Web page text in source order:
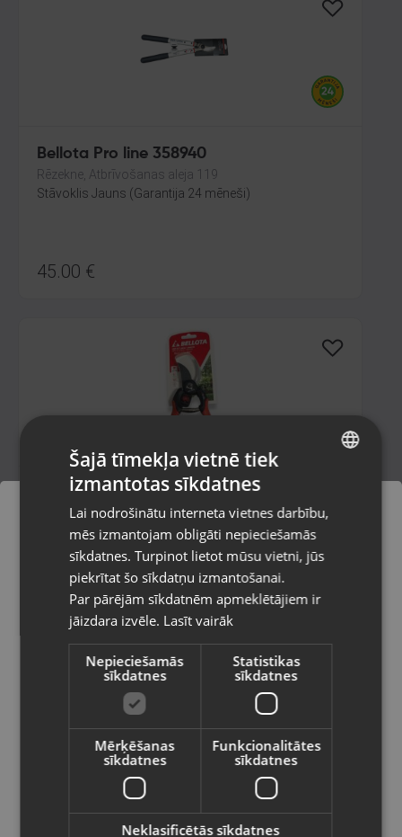
Bellota Pro line 358940
Rēzekne, Atbrīvošanas aleja 119
Stāvoklis Jauns (Garantija 24 mēneši)
45.00 €
Bellota 3412
Rīga, Katoļu iela 7
Stāvoklis Jauns (Garantija 24 mēneši)
21.00€
BELLOTA 3418
Pasūtījumi tiks piegādāti uz
izvēlēto valsti
Vietnes saturs būs attēlots izvēlētajā
valodā
Valsts
Latviešu / Latvian
RUSSIAN
Šajā tīmekļa vietnē tiek
izmantotas sīkdatnes
Lai nodrošinātu interneta vietnes darbību,
mēs izmantojam obligāti nepieciešamās
sīkdatnes. Turpinot lietot mūsu vietni, jūs
piekrītat šo sīkdatņu izmantošanai.
Par pārējām sīkdatnēm apmeklētājiem ir
jāizdara izvēle. Lasīt vairāk
Nepieciešamās
sīkdatnes
Statistikas
sīkdatnes
Mērķēšanas
sīkdatnes
Funkcionalitātes
sīkdatnes
Neklasificētās sīkdatnes